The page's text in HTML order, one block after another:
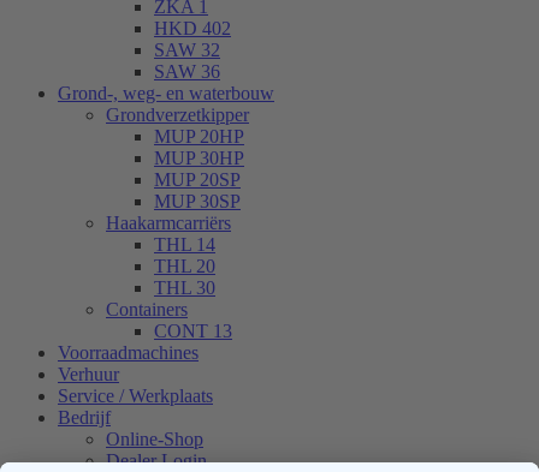
ZKA 1
HKD 402
SAW 32
SAW 36
Grond-, weg- en waterbouw
Grondverzetkipper
MUP 20HP
MUP 30HP
MUP 20SP
MUP 30SP
Haakarmcarriërs
THL 14
THL 20
THL 30
Containers
CONT 13
Voorraadmachines
Verhuur
Service / Werkplaats
Bedrijf
Online-Shop
Dealer Login